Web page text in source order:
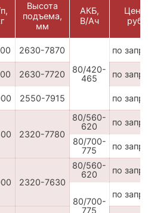
Высота
подъема,
мм
АКБ,
В/Ач
Цена,
руб.
2630-7870
80/420-
465
по
2630-7720 по
2550-7915 по
2320-7780
80/560-
620
по
80/700-
775
по
2320-7630
80/560-
620
по
80/700-
775
по